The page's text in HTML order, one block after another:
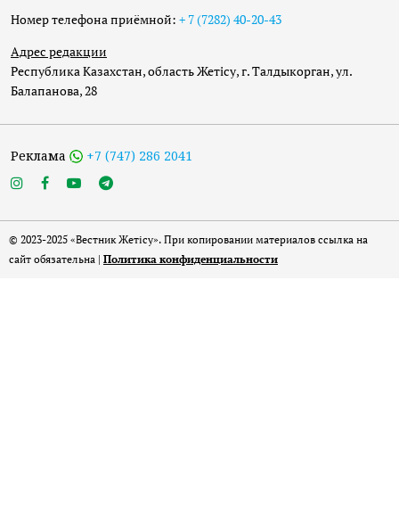
Номер телефона приёмной: + 7 (7282) 40-20-43
Адрес редакции
Республика Казахстан, область Жетісу, г. Талдыкорган, ул.
Балапанова, 28
Реклама +7 (747) 286 2041
© 2023-2025 «Вестник Жетісу». При копировании материалов ссылка на
сайт обязательна | Политика конфиденциальности